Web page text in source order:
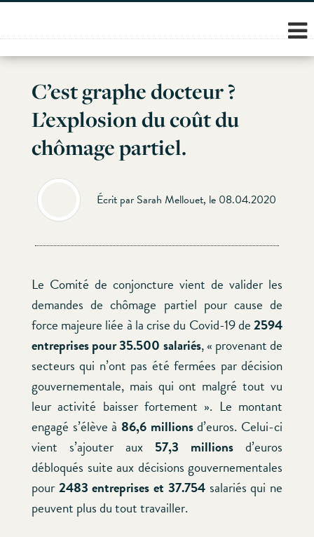
Skip
content
C’est graphe docteur ?
L’explosion du coût du
chômage partiel.
Écrit par Sarah Mellouet, le 08.04.2020
Le Comité de conjoncture vient de valider les
demandes de chômage partiel pour cause de
force majeure liée à la crise du Covid-19 de2594
entreprises pour 35.500 salariés, « provenant de
secteurs qui n’ont pas été fermées par décision
gouvernementale, mais qui ont malgré tout vu
leur activité baisser fortement ». Le montant
engagé s’élève à 86,6 millionsd’euros. Celui-ci
vient s’ajouter aux 57,3 millions d’euros
débloqués suite aux décisions gouvernementales
pour 2483 entreprises et 37.754 salariés qui ne
peuvent plus du tout travailler.